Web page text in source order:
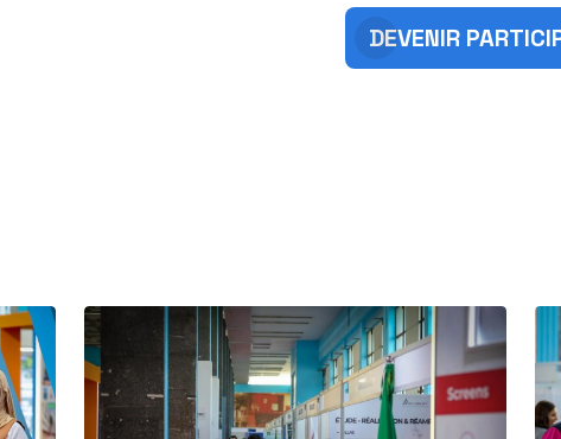
DEVENIR